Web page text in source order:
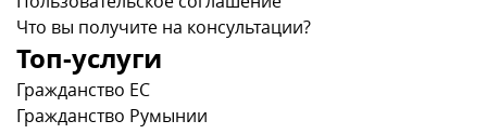
Что вы получите на консультации?
Топ-услуги
Гражданство ЕС
Гражданство Румынии